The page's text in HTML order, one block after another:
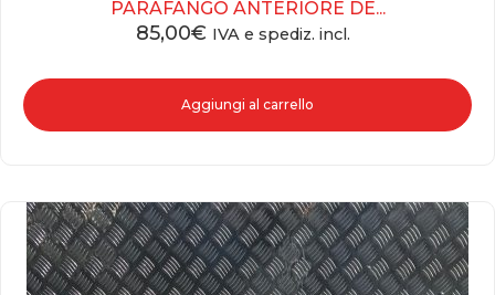
PARAFANGO ANTERIORE DE...
85,00€ IVA e spediz. incl.
Aggiungi al carrello